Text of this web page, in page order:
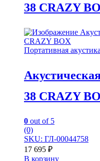
38 CRAZY
Портативная акустика
38 CRAZY
0 out of 5
(0)
SKU: ГЛ-00044758
17 695 ₽
В корзину